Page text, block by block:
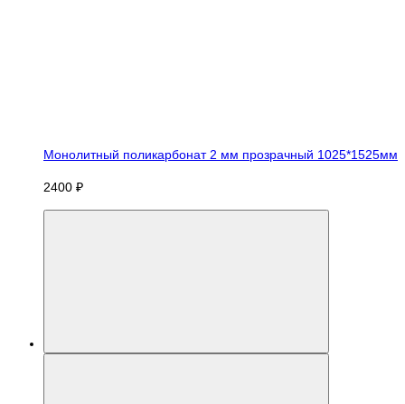
Монолитный поликарбонат 2 мм прозрачный 1025*1525мм
2400 ₽